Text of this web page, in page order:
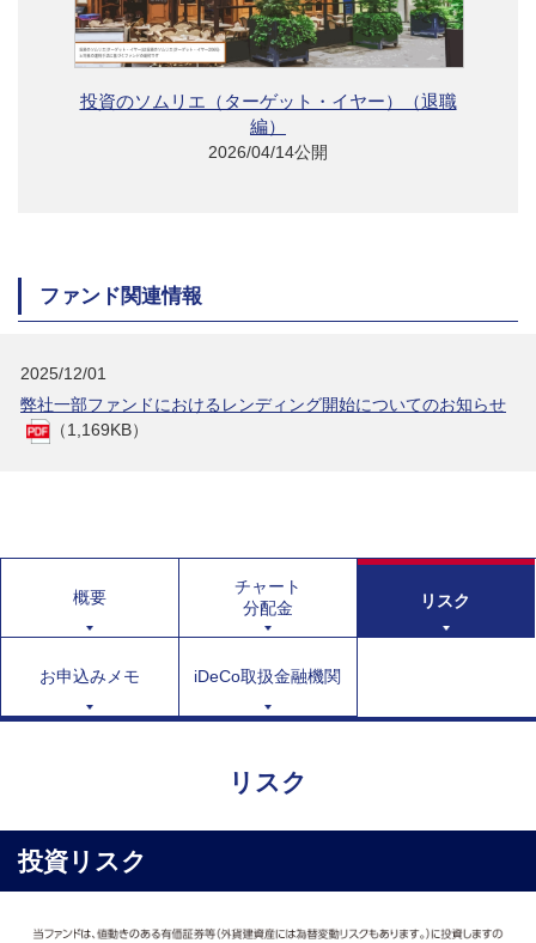
投資のソムリエ（ターゲット・イヤー）（退職
編）
2026/04/14公開
ファンド関連情報
2025/12/01
弊社一部ファンドにおけるレンディング開始についてのお知らせ
（1,169KB）
概要
チャート
分配金
リスク
お申込みメモ iDeCo取扱金融機関
リスク
投資リスク